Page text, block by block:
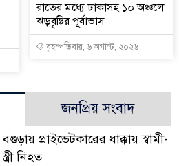
রাতের মধ্যে ঢাকাসহ ১০ অঞ্চলে
ঝড়বৃষ্টির পূর্বাভাস
বৃহস্পতিবার, ৬ অগাস্ট, ২০২৬
জনপ্রিয় সংবাদ
বগুড়ায় প্রাইভেটকারের ধাক্কায় স্বামী-
স্ত্রী নিহত